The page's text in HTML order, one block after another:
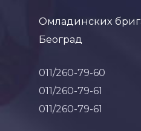
Омладинских
Београд
011/260-79-60
011/260-79-61
011/260-79-61